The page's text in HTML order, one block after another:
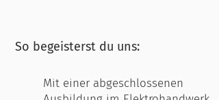
So begeisterst du uns:
Mit einer abgeschlossenen